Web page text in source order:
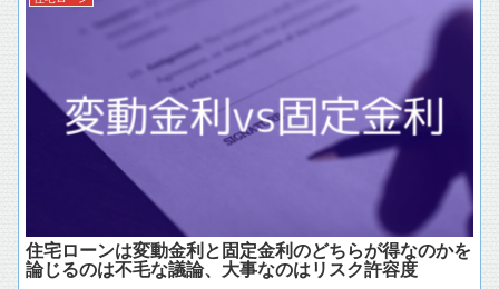
住宅ローンは変動金利と固定金利のどちらが得なのかを
論じるのは不毛な議論、大事なのはリスク許容度